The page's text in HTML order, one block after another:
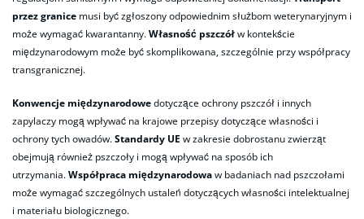
przez granice musi być zgłoszony odpowiednim służbom weterynaryjnym i
może wymagać kwarantanny.Własność pszczółw kontekście
międzynarodowym może być skomplikowana, szczególnie przy współpracy
transgranicznej.
Konwencje międzynarodowedotyczące ochrony pszczół i innych
zapylaczy mogą wpływać na krajowe przepisy dotyczące własności i
ochrony tych owadów.Standardy UE w zakresie dobrostanu zwierząt
obejmują również pszczoły i mogą wpływać na sposób ich
utrzymania.Współpraca międzynarodowaw badaniach nad pszczołami
może wymagać szczególnych ustaleń dotyczących własności intelektualnej
i materiału biologicznego.